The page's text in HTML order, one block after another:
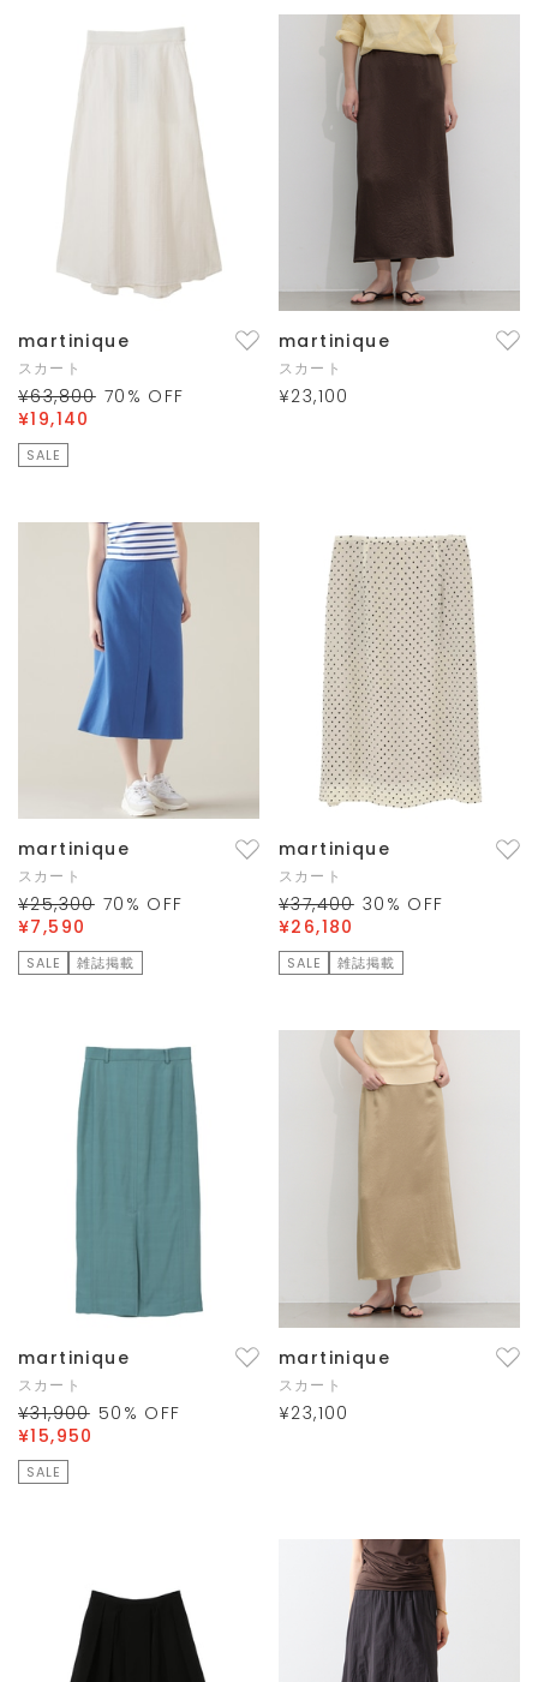
martinique
スカート
¥63,800 70 % OFF
¥19,140
SALE
martinique
スカート
¥23,100
martinique
スカート
¥25,300 70 % OFF
¥7,590
SALE 雑誌掲載
martinique
スカート
¥37,400 30 % OFF
¥26,180
SALE 雑誌掲載
martinique
スカート
¥31,900 50 % OFF
¥15,950
SALE
martinique
スカート
¥23,100